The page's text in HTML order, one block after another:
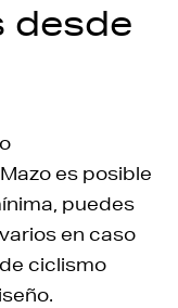
desde
es posible
puedes
en caso
ciclismo